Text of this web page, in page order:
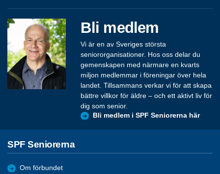
Bli medlem
Vi är en av Sveriges största
seniororganisationer. Hos oss delar du
gemenskapen med närmare en kvarts
miljon medlemmar i föreningar över hela
landet. Tillsammans verkar vi för att skapa
bättre villkor för äldre – och ett aktivt liv för
dig som senior.
Bli medlem i SPF Seniorerna här
SPF Seniorerna
Om förbundet